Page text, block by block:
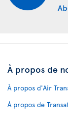
À propos de
À propos d'Air
À propos de